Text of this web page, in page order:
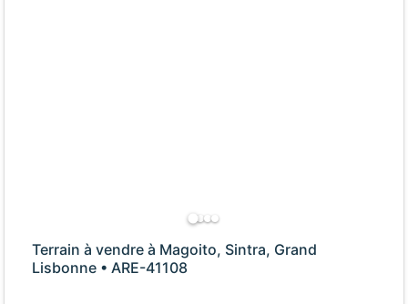
Terrain à vendre à Magoito, Sintra, Grand
Lisbonne • ARE-41108